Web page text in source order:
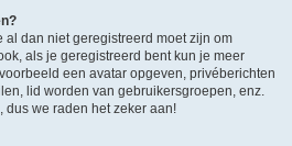
al dan niet geregistreerd moet zijn om
als je geregistreerd bent kun je meer
een avatar opgeven, privéberichten
lid worden van gebruikersgroepen, enz.
dus we raden het zeker aan!